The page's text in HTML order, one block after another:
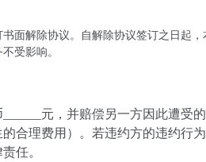
面解除协议。自解除协议签订之日起
受影响。
元，并赔偿另一方因此遭受
合理费用）。若违约方的违约行
任。